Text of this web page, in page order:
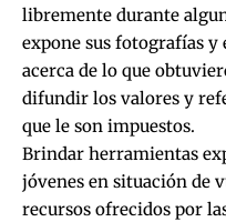
libremente durante
expone sus fotografías
acerca de lo que
difundir los valores y
que le son impuestos.
Brindar herramientas
jóvenes en situación de
recursos ofrecidos por